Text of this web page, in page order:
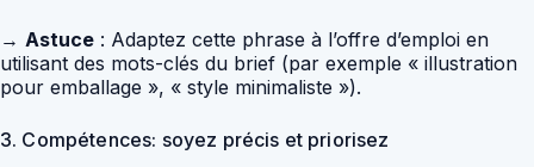
→ Astuce : Adaptez cette phrase à l’offre d’emploi en
utilisant des mots-clés du brief (par exemple « illustration
pour emballage », « style minimaliste »).
3. Compétences: soyez précis et priorisez